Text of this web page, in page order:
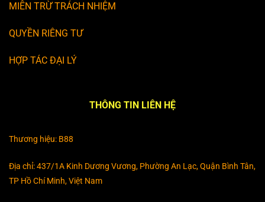
MIỄN TRỪ TRÁCH NHIỆM
QUYỀN RIÊNG TƯ
HỢP TÁC ĐẠI LÝ
THÔNG TIN LIÊN HỆ
Thương hiệu: B88
Địa chỉ: 437/1A Kinh Dương Vương, Phường An Lạc, Quận Bình Tân,
TP Hồ Chí Minh, Việt Nam